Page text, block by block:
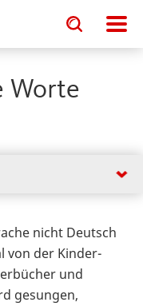
Toggle
search
input
Toggle
search
input
Worte
nicht Deutsch
von der Kinder-
und
gesungen,